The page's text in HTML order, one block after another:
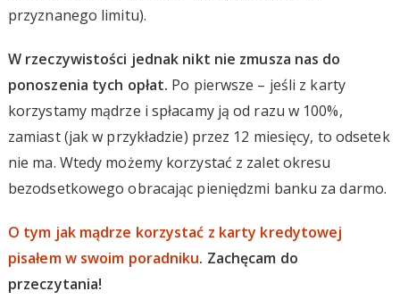
przyznanego limitu).
W rzeczywistości jednak nikt nie zmusza nas do
ponoszenia tych opłat. Po pierwsze – jeśli z karty
korzystamy mądrze i spłacamy ją od razu w 100%,
zamiast (jak w przykładzie) przez 12 miesięcy, to odsetek
nie ma. Wtedy możemy korzystać z zalet okresu
bezodsetkowego obracając pieniędzmi banku za darmo.
O tym jak mądrze korzystać z karty kredytowej
pisałem w swoim poradniku. Zachęcam do
przeczytania!